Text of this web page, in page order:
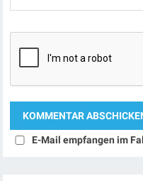
E-Mail empfangen im